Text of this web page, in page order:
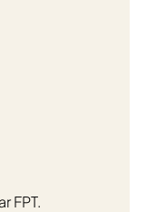
FPT.